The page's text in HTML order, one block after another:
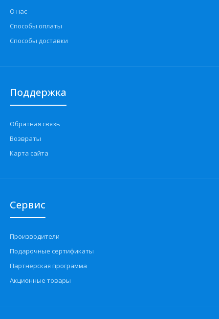
О нас
Способы оплаты
Способы доставки
Поддержка
Обратная связь
Возвраты
Карта сайта
Сервис
Производители
Подарочные сертификаты
Партнерская программа
Акционные товары